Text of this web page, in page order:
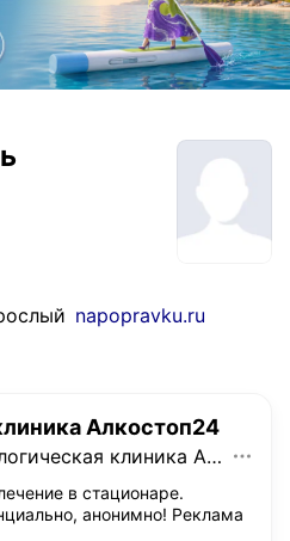
napopravku.ru
Алкостоп24
клиника Алкостоп24
в стационаре.
анонимно! Реклама